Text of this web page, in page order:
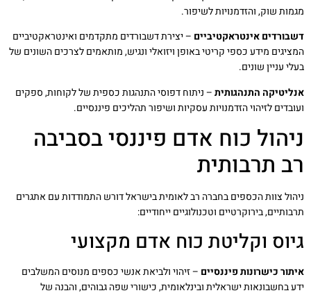
מגמות שוק, והזדמנויות לשיפור.
דשבורדים אינטראקטיביים – יצירת דשבורדים מתקדמים ואינטראקטיביים
המציגים מידע כספי קריטי באופן ויזואלי ונגיש, מותאמים לצרכים השונים של
בעלי עניין שונים.
אנליטיקה התנהגותית– ניתוח דפוסי התנהגות כספית של לקוחות, ספקים
ועובדים לזיהוי הזדמנויות עסקיות ושיפור תהליכים פיננסיים.
ניהול כוח אדם פיננסי בסביבה
רב תרבותית
ניהול צוות הכספים בחברה רב לאומית בישראל דורש התמודדות עם אתגרים
תרבותיים, בירוקרטיים וטכנולוגיים ייחודיים:
גיוס וקליטת כוח אדם מקצועי
איתור כישרונות פיננסיים – זיהוי ולביאת אנשי כספים מנוסים המשלבים
ידע בחשבונאות ישראלית ובינלאומית, כישורי שפה גבוהים, והבנה של